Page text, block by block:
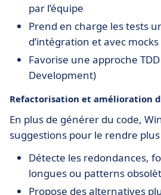
par l’équipe
Prend en charge les tests
d’intégration et avec mocks
Favorise une approche
Development)
Refactorisation et amélioration
En plus de générer du code,
suggestions pour le rendre
Détecte les redondances,
longues ou patterns
Propose des alternatives